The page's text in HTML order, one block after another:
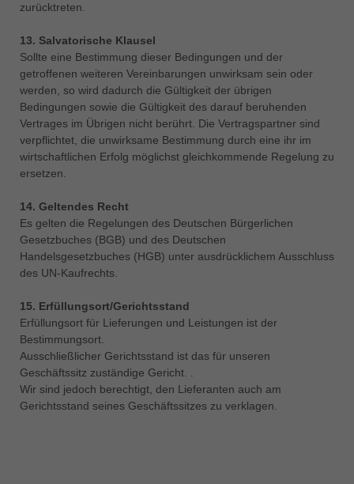
zurücktreten.
13. Salvatorische Klausel
Sollte eine Bestimmung dieser Bedingungen und der
getroffenen weiteren Vereinbarungen unwirksam sein oder
werden, so wird dadurch die Gültigkeit der übrigen
Bedingungen sowie die Gültigkeit des darauf beruhenden
Vertrages im Übrigen nicht berührt. Die Vertragspartner sind
verpflichtet, die unwirksame Bestimmung durch eine ihr im
wirtschaftlichen Erfolg möglichst gleichkommende Regelung zu
ersetzen.
14. Geltendes Recht
Es gelten die Regelungen des Deutschen Bürgerlichen
Gesetzbuches (BGB) und des Deutschen
Handelsgesetzbuches (HGB) unter ausdrücklichem Ausschluss
des UN-Kaufrechts.
15. Erfüllungsort/Gerichtsstand
Erfüllungsort für Lieferungen und Leistungen ist der
Bestimmungsort.
Ausschließlicher Gerichtsstand ist das für unseren
Geschäftssitz zuständige Gericht. .
Wir sind jedoch berechtigt, den Lieferanten auch am
Gerichtsstand seines Geschäftssitzes zu verklagen.